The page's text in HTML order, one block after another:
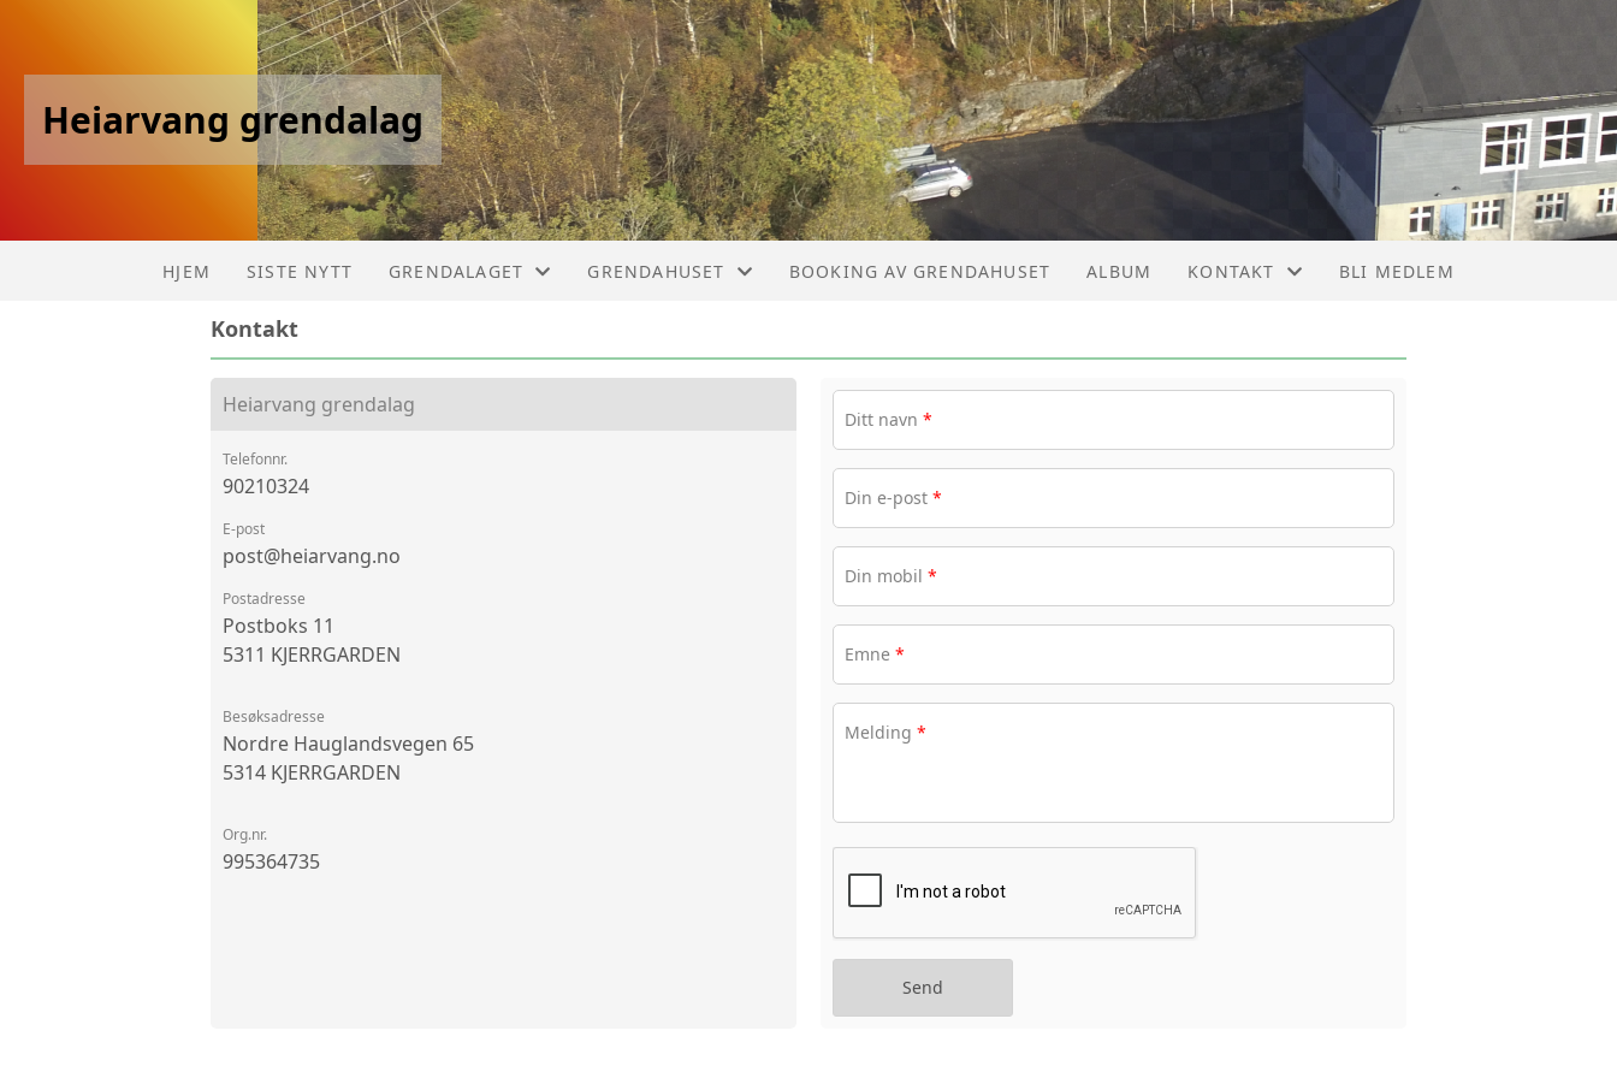
Heiarvang grendalag
HJEM SISTE NYTT GRENDALAGET
LAN-PARTY
GRENDAHUSET BOOKING AV GRENDAHUSET ALBUM KONTAKT
STYRET
BLI MEDLEM
Kontakt
Heiarvang grendalag
Telefonnr.
90210324
E-post
post@heiarvang.no
Postadresse
Postboks 11
5311 KJERRGARDEN
Besøksadresse
Nordre Hauglandsvegen 65
5314 KJERRGARDEN
Org.nr.
995364735
Ditt navn *
Din e-post *
Din mobil *
Emne *
Melding *